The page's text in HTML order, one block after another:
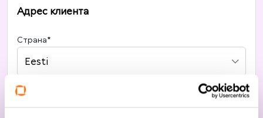
Адрес клиента
Страна*
Eesti
Улица, номер дома